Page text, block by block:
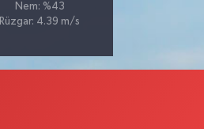
Nem: %43
Rüzgar: 4.39 m/s